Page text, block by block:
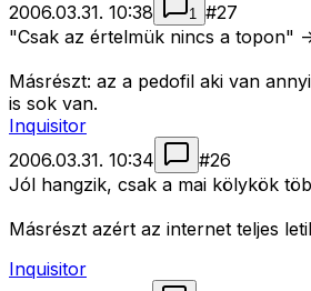
2006.03.31. 10:38
1 #27
"Csak az értelmük nincs a topon"
Másrészt: az a pedofil aki van
is sok van.
Inquisitor
2006.03.31. 10:34
#26
Jól hangzik, csak a mai kölykök
Másrészt azért az internet teljes
Inquisitor